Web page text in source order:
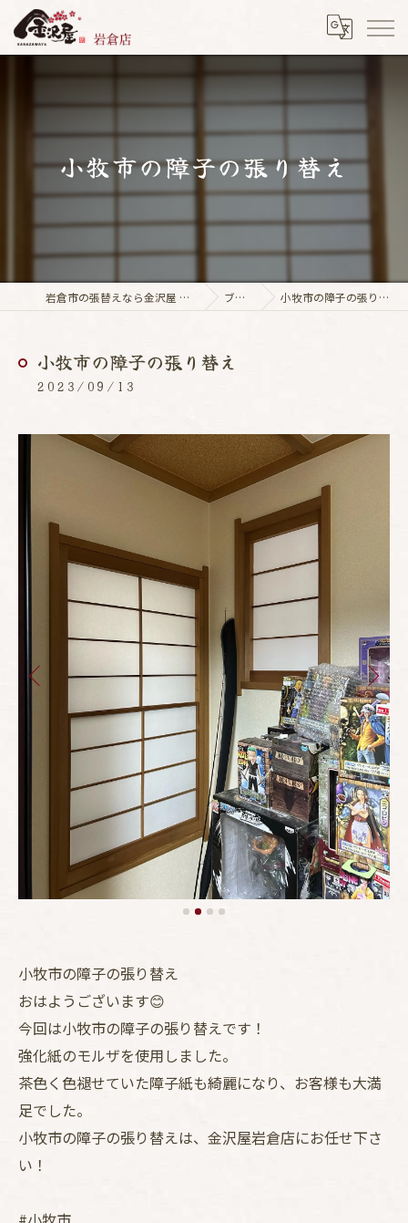
小牧市の障子の張り替え
岩倉市の張替えなら金沢屋 岩倉店 ブログ 小牧市の障子の張り替え
小牧市の障子の張り替え
2023/09/13
小牧市の障子の張り替え
おはようございます😊
今回は小牧市の障子の張り替えです！
強化紙のモルザを使用しました。
茶色く色褪せていた障子紙も綺麗になり、お客様も大満
足でした。
小牧市の障子の張り替えは、金沢屋岩倉店にお任せ下さ
い！